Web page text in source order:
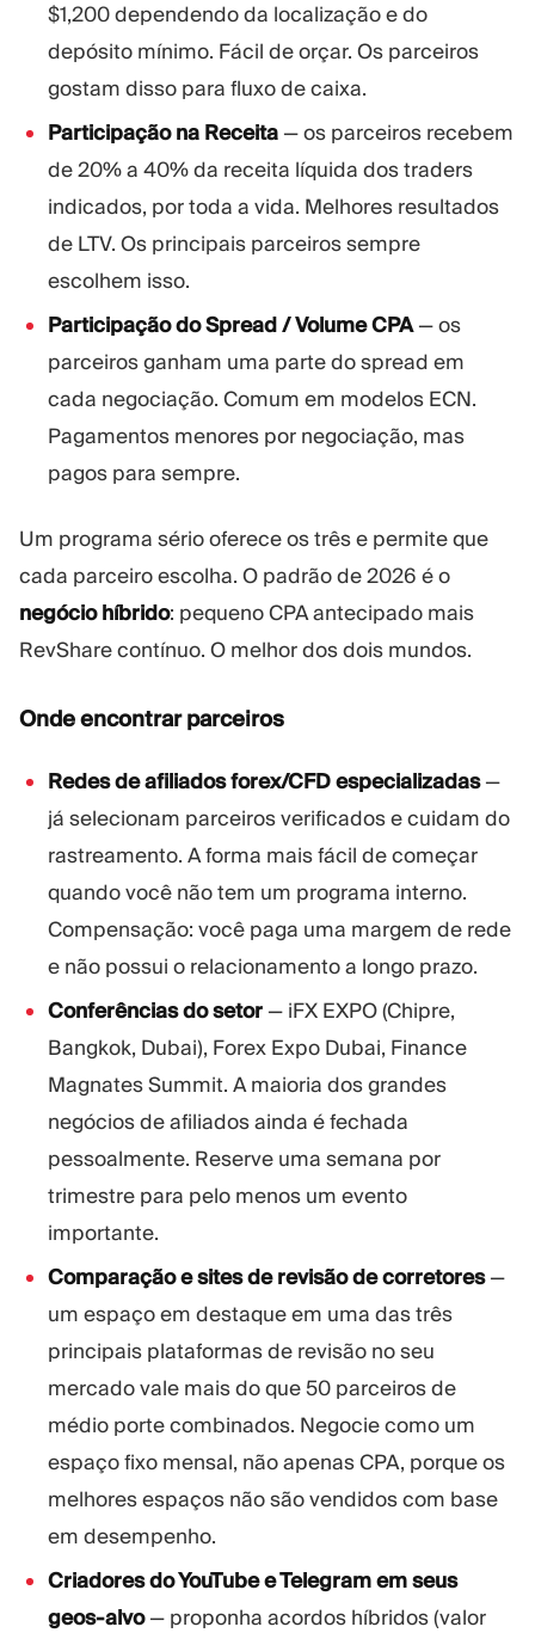
$1,200 dependendo da localização e do
depósito mínimo. Fácil de orçar. Os parceiros
gostam disso para fluxo de caixa.
Participação na Receita — os parceiros recebem
de 20% a 40% da receita líquida dos traders
indicados, por toda a vida. Melhores resultados
de LTV. Os principais parceiros sempre
escolhem isso.
Participação do Spread / Volume CPA— os
parceiros ganham uma parte do spread em
cada negociação. Comum em modelos ECN.
Pagamentos menores por negociação, mas
pagos para sempre.
Um programa sério oferece os três e permite que
cada parceiro escolha. O padrão de 2026 é o
negócio híbrido: pequeno CPA antecipado mais
RevShare contínuo. O melhor dos dois mundos.
Onde encontrar parceiros
Redes de afiliados forex/CFD especializadas—
já selecionam parceiros verificados e cuidam do
rastreamento. A forma mais fácil de começar
quando você não tem um programa interno.
Compensação: você paga uma margem de rede
e não possui o relacionamento a longo prazo.
Conferências do setor — iFX EXPO (Chipre,
Bangkok, Dubai), Forex Expo Dubai, Finance
Magnates Summit. A maioria dos grandes
negócios de afiliados ainda é fechada
pessoalmente. Reserve uma semana por
trimestre para pelo menos um evento
importante.
Comparação e sites de revisão de corretores—
um espaço em destaque em uma das três
principais plataformas de revisão no seu
mercado vale mais do que 50 parceiros de
médio porte combinados. Negocie como um
espaço fixo mensal, não apenas CPA, porque os
melhores espaços não são vendidos com base
em desempenho.
Criadores do YouTube e Telegram em seus
geos-alvo— proponha acordos híbridos (valor